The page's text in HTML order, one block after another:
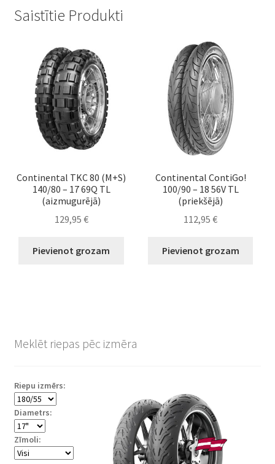
Saistītie Produkti
Continental TKC 80 (M+S)
140/80 – 17 69Q TL
(aizmugurējā)
129,95 €
Pievienot grozam
Continental ContiGo!
100/90 – 18 56V TL
(priekšējā)
112,95€
Pievienot grozam
Meklēt riepas pēc izmēra
Riepu izmērs:
Diametrs:
Zīmoli: